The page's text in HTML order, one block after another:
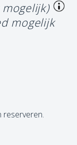
mogelijk
reserveren.